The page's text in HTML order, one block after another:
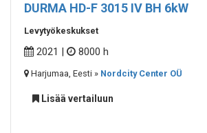
DURMA HD-F 3015 IV BH 6kW
Levytyökeskukset
2021 | 8000 h
Harjumaa, Eesti » Nordcity Center OÜ
Lisää vertailuun